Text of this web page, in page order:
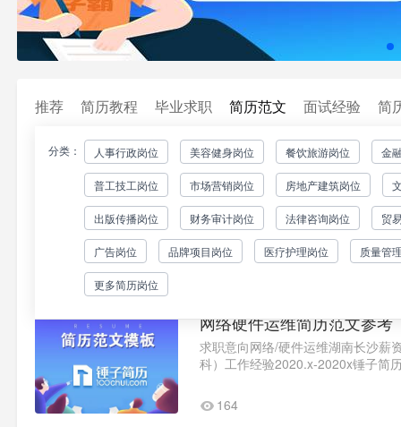
推荐 简历教程 毕业求职 简历范文
分类： 人事行政岗位 美容健身岗位 餐饮旅游岗位 金
普工技工岗位 市场营销岗位 房地产建筑岗位
出版传播岗位 财务审计岗位 法律咨询岗位 贸
广告岗位 品牌项目岗位 医疗护理岗位 质量管
更多简历岗位
面试经验 简
网络硬件维护专员简历范文
求职意向网络硬件维护专员江西赣
在大学四年的学习过程中我们学习
机科学导论、电子技术基础、J..1
181
网络硬件运维简历范文参考
求职意向网络/硬件运维湖南长沙薪
科）工作经验2020.x-2020x锤子简
164